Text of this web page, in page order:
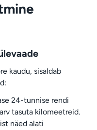
kaudu, sisaldab
24-tunnise rendi
tasuta kilomeetreid.
näed alati